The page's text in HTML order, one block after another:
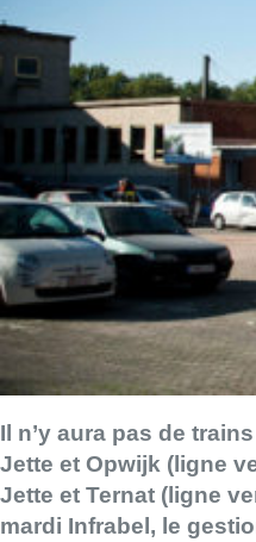
Il n’y aura pas de
Jette et Opwijk (ligne
Jette et Ternat (ligne
mardi Infrabel, le